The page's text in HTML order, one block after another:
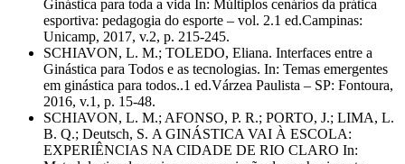
Ginástica para toda a vida In: Múltiplos cenários da prática
esportiva: pedagogia do esporte – vol. 2.1 ed.Campinas:
Unicamp, 2017, v.2, p. 215-245.
SCHIAVON, L. M.; TOLEDO, Eliana. Interfaces entre a
Ginástica para Todos e as tecnologias. In: Temas emergentes
em ginástica para todos..1 ed.Várzea Paulista – SP: Fontoura,
2016, v.1, p. 15-48.
SCHIAVON, L. M.; AFONSO, P. R.; PORTO, J.; LIMA, L.
B. Q.; Deutsch, S. A GINÁSTICA VAI À ESCOLA:
EXPERIÊNCIAS NA CIDADE DE RIO CLARO In: